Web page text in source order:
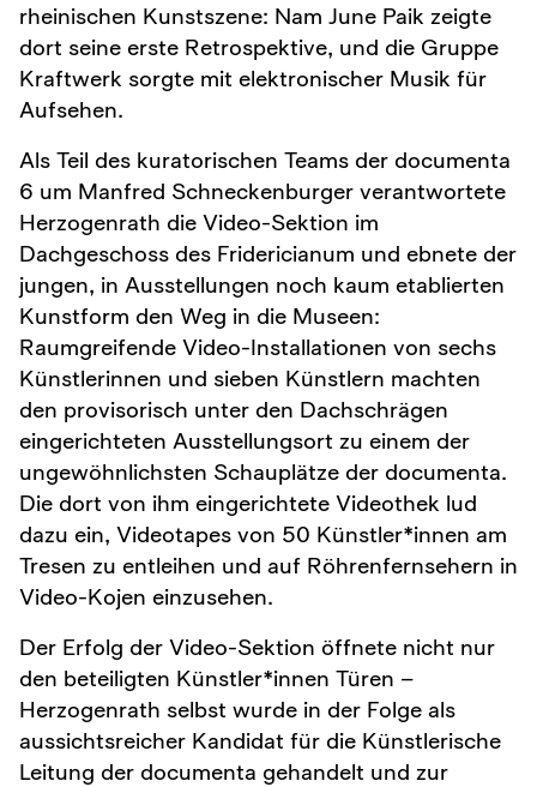
rheinischen Kunstszene: Nam June Paik zeigte
dort seine erste Retrospektive, und die Gruppe
Kraftwerk sorgte mit elektronischer Musik für
Aufsehen.
Als Teil des kuratorischen Teams der documenta
6 um Manfred Schneckenburger verantwortete
Herzogenrath die Video-Sektion im
Dachgeschoss des Fridericianum und ebnete der
jungen, in Ausstellungen noch kaum etablierten
Kunstform den Weg in die Museen:
Raumgreifende Video-Installationen von sechs
Künstlerinnen und sieben Künstlern machten
den provisorisch unter den Dachschrägen
eingerichteten Ausstellungsort zu einem der
ungewöhnlichsten Schauplätze der documenta.
Die dort von ihm eingerichtete Videothek lud
dazu ein, Videotapes von 50 Künstler*innen am
Tresen zu entleihen und auf Röhrenfernsehern in
Video-Kojen einzusehen.
Der Erfolg der Video-Sektion öffnete nicht nur
den beteiligten Künstler*innen Türen –
Herzogenrath selbst wurde in der Folge als
aussichtsreicher Kandidat für die Künstlerische
Leitung der documenta gehandelt und zur